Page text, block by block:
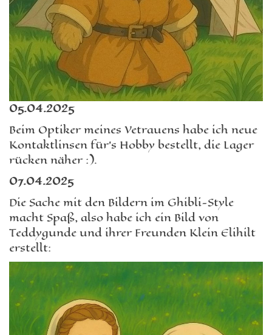
05.04.2025
Beim Optiker meines Vetrauens habe ich neue
Kontaktlinsen für’s Hobby bestellt, die Lager
rücken näher :).
07.04.2025
Die Sache mit den Bildern im Ghibli-Style
macht Spaß, also habe ich ein Bild von
Teddygunde und ihrer Freunden Klein Elihilt
erstellt: